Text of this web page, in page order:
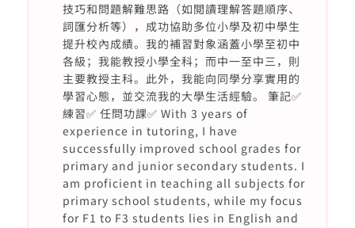
技巧和問題解難思路（如閲讀理解答題順序、
詞匯分析等），成功協助多位小學及初中學生
提升校內成績。我的補習對象涵蓋小學至初中
各級；我能教授小學全科；而中一至中三，則
主要教授主科。此外，我能向同學分享實用的
學習心態，並交流我的大學生活經驗。 筆記✅
練習✅ 任問功課✅ With 3 years of
experience in tutoring, I have
successfully improved school grades for
primary and junior secondary students. I
am proficient in teaching all subjects for
primary school students, while my focus
for F1 to F3 students lies in English and